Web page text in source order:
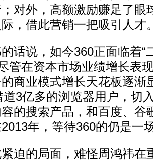
对外，高额激励赚足了眼
，借此营销一把吸引人才
说，如今360正面临着“
管在资本市场业绩增长表
商业模式增长天花板逐渐
道3亿多的浏览器用户，切
的搜索产品，和百度、谷
年，等待360的仍是一
的局面，难怪周鸿祎在